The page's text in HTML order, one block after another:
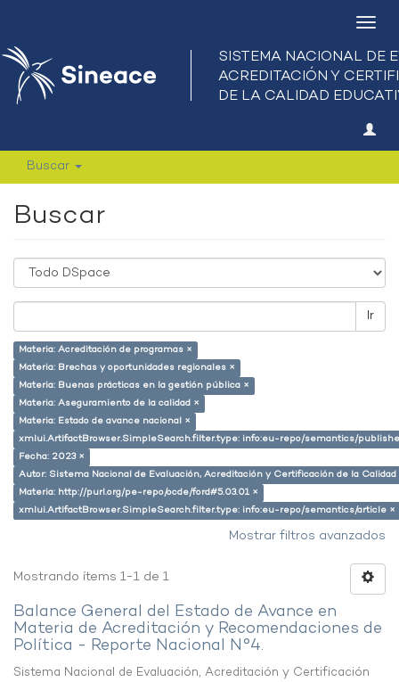
Buscar
Buscar
Ir
Materia: Acreditación de programas ×
Materia: Brechas y oportunidades regionales ×
Materia: Buenas prácticas en la gestión pública ×
Materia: Aseguramiento de la calidad ×
Materia: Estado de avance nacional ×
xmlui.ArtifactBrowser.SimpleSearch.filter.type: info:eu-repo/semantics/
Fecha: 2023 ×
Autor: Sistema Nacional de Evaluación, Acreditación y Certificación de la
Materia: http://purl.org/pe-repo/ocde/ford#5.03.01 ×
xmlui.ArtifactBrowser.SimpleSearch.filter.type: info:eu-repo/semantics/article ×
Mostrar filtros avanzados
Mostrando ítems 1-1 de 1
Balance General del Estado de Avance en
Materia de Acreditación y Recomendaciones de
Política - Reporte Nacional N°4.
Sistema Nacional de Evaluación, Acreditación y Certificación